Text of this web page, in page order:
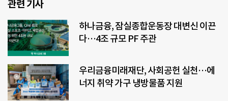
관련 기사
하나금융, 잠실종합운동장 대변신 이끈
다…4조 규모 PF 주관
우리금융미래재단, 사회공헌 실천…에
너지 취약 가구 냉방물품 지원